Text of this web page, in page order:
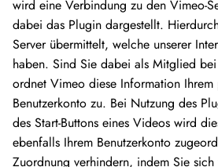
wird eine Verbindung zu den Vimeo-
dabei das Plugin dargestellt.
Server übermittelt, welche unserer
haben. Sind Sie dabei als Mitglied
ordnet Vimeo diese Information Ihrem
Benutzerkonto zu. Bei Nutzung des
des Start-Buttons eines Videos wird
ebenfalls Ihrem Benutzerkonto
Zuordnung verhindern, indem Sie